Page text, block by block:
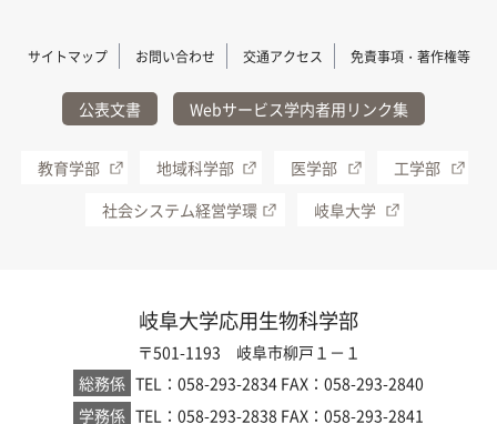
サイトマップ お問い合わせ 交通アクセス 免責事項・著作権等
公表文書 Webサービス学内者用リンク集
教育学部 地域科学部 医学部
工学部
社会システム経営学環
岐阜大学
岐阜大学応用生物科学部
〒501-1193 岐阜市柳戸１－１
総務係 TEL：058-293-2834 FAX：058-293-2840
学務係 TEL：058-293-2838 FAX：058-293-2841